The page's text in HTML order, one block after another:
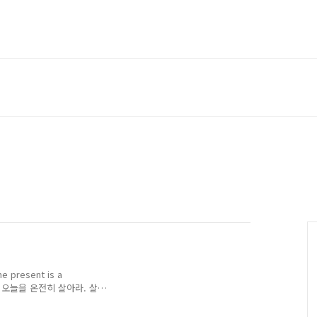
present is a
늘을 온전히 살아라. 살
때다. 시간이 부족해도,